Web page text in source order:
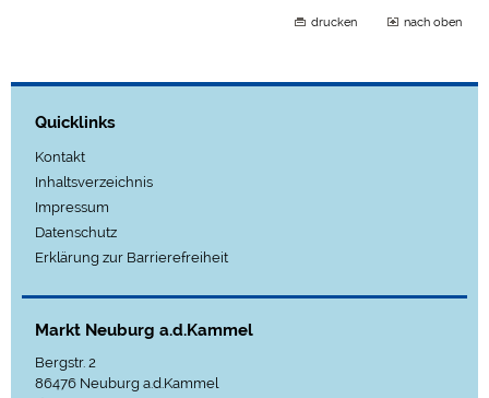
drucken nach oben
Quicklinks
Kontakt
Inhaltsverzeichnis
Impressum
Datenschutz
Erklärung zur Barrierefreiheit
Markt Neuburg a.d.Kammel
Bergstr. 2
86476 Neuburg a.d.Kammel